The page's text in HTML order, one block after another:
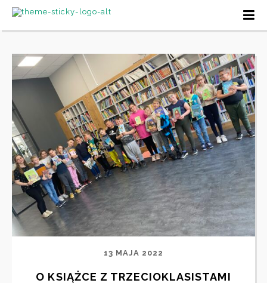
13 MAJA 2022
O KSIĄŻCE Z TRZECIOKLASISTAMI